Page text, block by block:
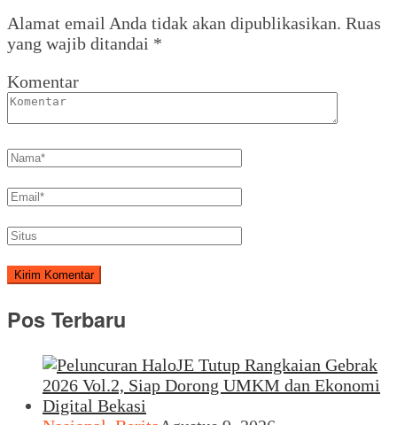
Alamat email Anda tidak akan dipublikasikan. Ruas
yang wajib ditandai *
Komentar
Pos Terbaru